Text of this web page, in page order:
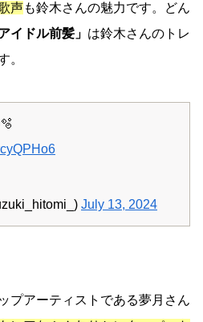
声も鈴木さんの魅力です。どん
アイドル前髪」 は鈴木さんのトレ
。
July 13, 2024
プアーティストである夢月さん